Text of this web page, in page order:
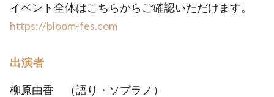
イベント全体はこちらからご確認いただけます。
https://bloom-fes.com
出演者
柳原由香 （語り・ソプラノ）